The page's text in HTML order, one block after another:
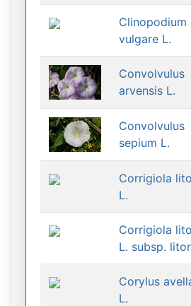
Clinopodium
vulgare L.
Convolvulus
arvensis L.
Convolvulus
sepium L.
Corrigiola
L.
Corrigiola
L. subsp.
Corylus
L.